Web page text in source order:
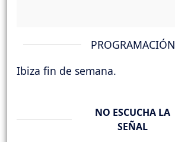
PROGRAMACIÓN
Ibiza fin de semana.
NO ESCUCHA LA
SEÑAL